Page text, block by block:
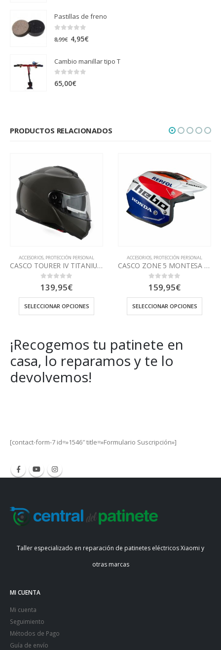
Pastillas de freno
out of 5
8,99€ El
original
era:
8,99€.
4,95€
actual
Cambio manillar tipo T
0out of 5
65,00€
PRODUCTOS RELACIONADOS
ACCESORIOS PROTECCIÓN PERSONAL
CASCO ZONE 5 MONTESA TEAM
0 out of 5
159,95€
SELECCIONAR OPCIONES
ACCESORIOS PROTECCIÓN PERSONAL
CASCO ZONE PRO MONOCOLOR BLANCO
0 out of 5
199,95€
SELECCIONAR OPCIONES
¡Recogemos tu patinete en
casa, lo reparamos y te lo
devolvemos!
[contact-form-7 id=»1546″ title=»Formulario Suscripción»]
Taller especializado en reparación de patinetes eléctricos Xiaomi y
otras marcas
MI CUENTA
Mi cuenta
Seguimiento
Métodos de Pago
Guía de envío